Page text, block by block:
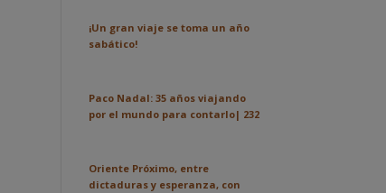
¡Un gran viaje se toma un año
sabático!
Paco Nadal: 35 años viajando
por el mundo para contarlo| 232
Oriente Próximo, entre
dictaduras y esperanza, con